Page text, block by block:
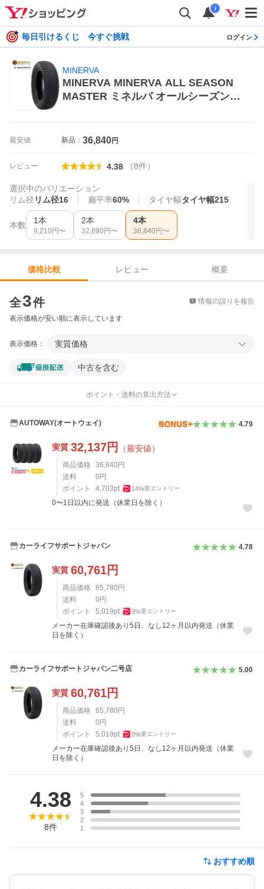
i
毎日引けるくじ 今すぐ挑戦 ログイン
MINERVA
MINERVA MINERVA ALL SEASON
MASTER ミネルバ オールシーズンマ
ヤ
最安値 新品： 36,840円
レビュー 4.38 （8件）
選択中のバリエーション
リム径 リム径16 扁平率60% タイヤ幅タイヤ幅215
本数 1本
9,210 円〜
2本
32,890 円〜
4本
36,840 円〜
価格比較 レビュー
概要
全3件 情報の誤りを報告
表示価格が安い順に表示しています
表示価格： 実質価格
中古を含む
ポイント・送料の算出方法
AUTOWAY(オートウェイ) 4.79
実質 32,137円 （最安値）
商品価格 36,840 円
送料
0 円
ポイント
4,703pt 14%要エントリー
0〜1日以内に発送（休業日を除く）
カーライフサポートジャパン 4.78
実質 60,761円
商品価格 65,780 円
送料
0 円
ポイント
5,019pt 9%要エントリー
メーカー在庫確認後あり5日、なし12ヶ月以内発送（休業
日を除く）
カーライフサポートジャパン二号店 5.00
実質 60,761円
商品価格 65,780 円
送料
0 円
ポイント
5,019pt 9%要エントリー
メーカー在庫確認後あり5日、なし12ヶ月以内発送（休業
日を除く）
4.38
8件
5
4
3
2
1
おすすめ順